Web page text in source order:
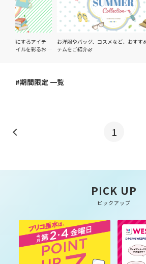
るアイテ
を彩るおす
お洋服やバッグ、コスメなど、おすすめの夏アイ
テムをご紹介🌿
#期間限定 一覧
1
PICK UP
ピックアップ